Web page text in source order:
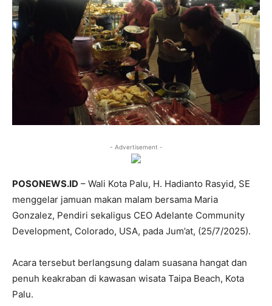
- Advertisement -
POSONEWS.ID – Wali Kota Palu, H. Hadianto Rasyid, SE
menggelar jamuan makan malam bersama Maria
Gonzalez, Pendiri sekaligus CEO Adelante Community
Development, Colorado, USA, pada Jum’at, (25/7/2025).
Acara tersebut berlangsung dalam suasana hangat dan
penuh keakraban di kawasan wisata Taipa Beach, Kota
Palu.